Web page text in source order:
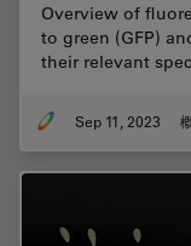
Overview of
to green (GFP)
their relevant
Sep 11, 2023